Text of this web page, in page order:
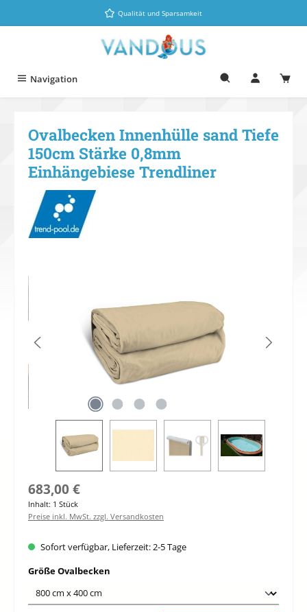
Zum Hauptinhalt springenQualität und Sparsamkeit
Navigation
Ovalbecken Innenhülle sand Tiefe
150cm Stärke 0,8mm
Einhängebiese Trendliner
Regulärer Preis:
683,00 €
Inhalt: 1 Stück
Preise inkl. MwSt. zzgl. Versandkosten
Sofort verfügbar, Lieferzeit: 2-5 Tage
Größe Ovalbecken